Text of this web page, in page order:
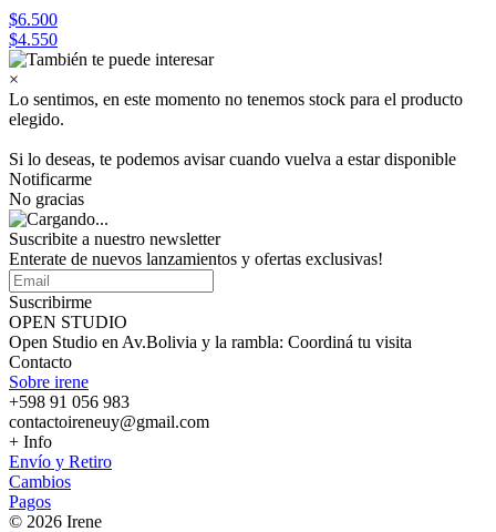
$6.500
$4.550
×
Lo sentimos, en este momento no tenemos stock para el producto
elegido.
Si lo deseas, te podemos avisar cuando vuelva a estar disponible
Notificarme
No gracias
Suscribite a nuestro newsletter
Enterate de nuevos lanzamientos y ofertas exclusivas!
Suscribirme
OPEN STUDIO
Open Studio en Av.Bolivia y la rambla: Coordiná tu visita
Contacto
Sobre irene
+598 91 056 983
contactoireneuy@gmail.com
+ Info
Envío y Retiro
Cambios
Pagos
© 2026 Irene